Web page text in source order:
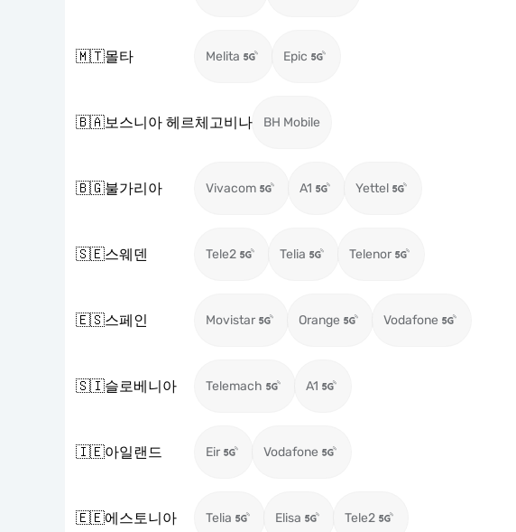
🇲🇹몰타 Melita Epic
🇧🇦보스니아 헤르체고비나 BH Mobile
🇧🇬불가리아 Vivacom A1 Yettel
🇸🇪스웨덴 Tele2 Telia Telenor
🇪🇸스페인 Movistar Orange Vodafone
🇸🇮슬로베니아 Telemach A1
🇮🇪아일랜드 Eir Vodafone
🇪🇪에스토니아 Telia Elisa Tele2